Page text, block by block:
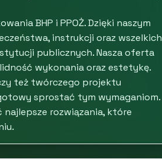
BHP i PPOŻ. Dzięki naszym
instrukcji oraz wszelkich
publicznych. Nasza oferta
wykonania oraz estetykę.
też twórczego projektu
sprostać tym wymaganiom.
rozwiązania, które